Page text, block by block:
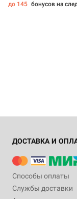
до 145 бонусов на
ДОСТАВКА И
Способы оплаты
Службы доставки